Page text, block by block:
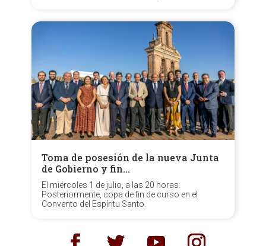
Tovaruela Garrido, resultante del pasado...
Toma de posesión de la nueva Junta
de Gobierno y fin…
El miércoles 1 de julio, a las 20 horas.
Posteriormente, copa de fin de curso en el
Convento del Espíritu Santo.